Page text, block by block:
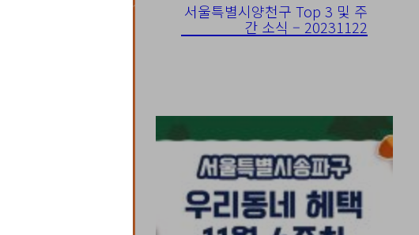
서울특별시양천구 Top 3 및 주
간 소식 – 20231122